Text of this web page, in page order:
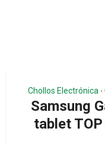
Chollos Electrónica •
Samsung
tablet